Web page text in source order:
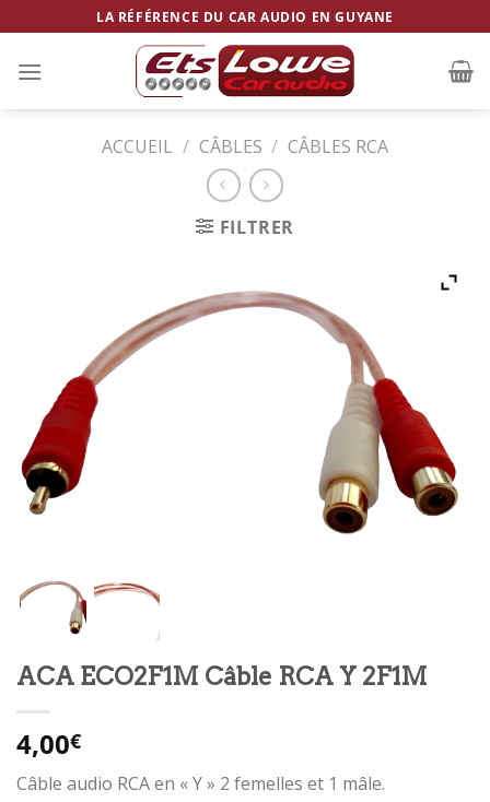
to
content
LA RÉFÉRENCE DU CAR AUDIO EN GUYANE
ACCUEIL / CÂBLES / CÂBLES RCA
FILTRER
ACA ECO2F1M Câble RCA Y 2F1M
4,00€
Câble audio RCA en « Y » 2 femelles et 1 mâle.